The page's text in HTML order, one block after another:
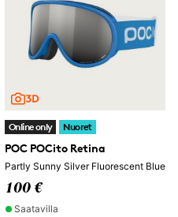
Online only Nuoret
POC POCito Retina
Partly Sunny Silver Fluorescent Blue
100 €
Saatavilla